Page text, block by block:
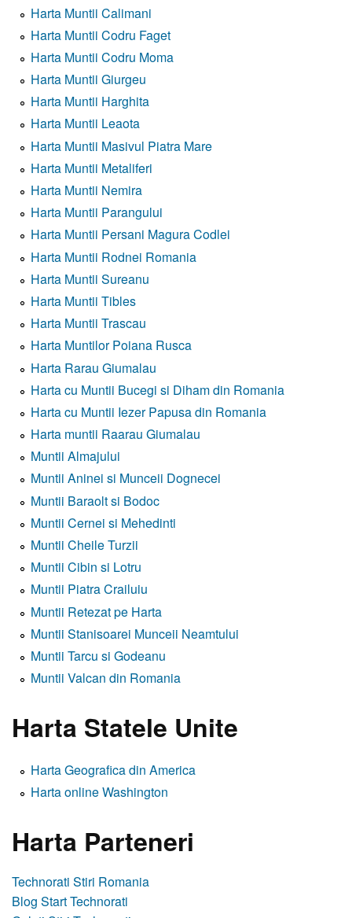
Harta Muntii Calimani
Harta Muntii Codru Faget
Harta Muntii Codru Moma
Harta Muntii Giurgeu
Harta Muntii Harghita
Harta Muntii Leaota
Harta Muntii Masivul Piatra Mare
Harta Muntii Metaliferi
Harta Muntii Nemira
Harta Muntii Parangului
Harta Muntii Persani Magura Codlei
Harta Muntii Rodnei Romania
Harta Muntii Sureanu
Harta Muntii Tibles
Harta Muntii Trascau
Harta Muntilor Poiana Rusca
Harta Rarau Giumalau
Harta cu Muntii Bucegi si Diham din Romania
Harta cu Muntii Iezer Papusa din Romania
Harta muntii Raarau Giumalau
Muntii Almajului
Muntii Aninei si Munceii Dognecei
Muntii Baraolt si Bodoc
Muntii Cernei si Mehedinti
Muntii Cheile Turzii
Muntii Cibin si Lotru
Muntii Piatra Crailuiu
Muntii Retezat pe Harta
Muntii Stanisoarei Munceii Neamtului
Muntii Tarcu si Godeanu
Muntii Valcan din Romania
Harta Statele Unite
Harta Geografica din America
Harta online Washington
Harta Parteneri
Technorati Stiri Romania
Blog Start Technorati